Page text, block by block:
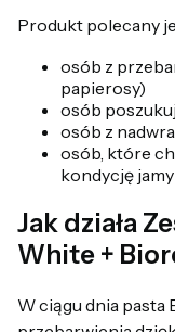
Produkt polecany
osób z
papierosy)
osób
osób z
osób, które
kondycję
Jak działa
White +
W ciągu dnia pasta